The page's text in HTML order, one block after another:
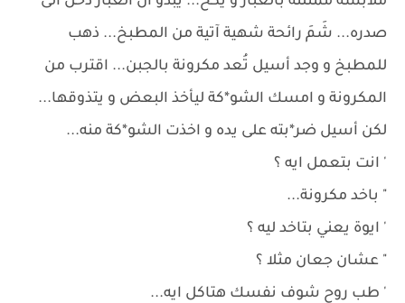
صدره... شَمَ رائحة شهية آتية من المطبخ... ذهب
للمطبخ و وجد أسيل تُعد مكرونة بالجبن... اقترب من
المكرونة و امسك الشو*كة ليأخذ البعض و يتذوقها...
لكن أسيل ضر*بته على يده و اخذت الشو*كة منه...
' انت بتعمل ايه ؟
" باخد مكرونة...
' ايوة يعني بتاخد ليه ؟
" عشان جعان مثلا ؟
' طب روح شوف نفسك هتاكل ايه...